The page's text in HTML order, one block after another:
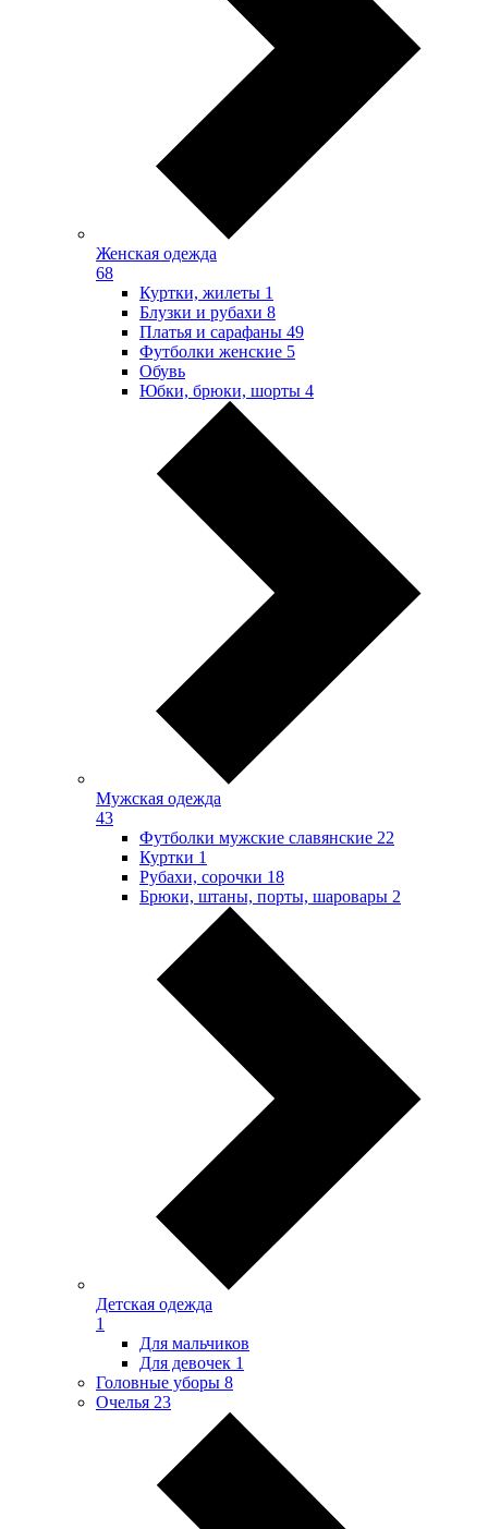
Женская одежда
68
Куртки, жилеты 1
Блузки и рубахи 8
Платья и сарафаны 49
Футболки женские 5
Обувь
Юбки, брюки, шорты 4
Мужская одежда
43
Футболки мужские славянские 22
Куртки 1
Рубахи, сорочки 18
Брюки, штаны, порты, шаровары 2
Детская одежда
1
Для мальчиков
Для девочек 1
Головные уборы 8
Очелья 23